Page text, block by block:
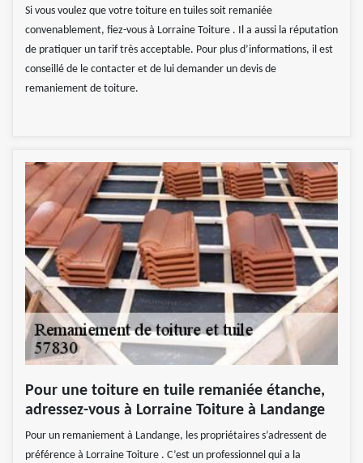
Si vous voulez que votre toiture en tuiles soit remaniée
convenablement, fiez-vous à Lorraine Toiture . Il a aussi la réputation
de pratiquer un tarif très acceptable. Pour plus d’informations, il est
conseillé de le contacter et de lui demander un devis de
remaniement de toiture.
Pour une toiture en tuile remaniée étanche,
adressez-vous à Lorraine Toiture à Landange
Pour un remaniement à Landange, les propriétaires s’adressent de
préférence à Lorraine Toiture . C’est un professionnel qui a la